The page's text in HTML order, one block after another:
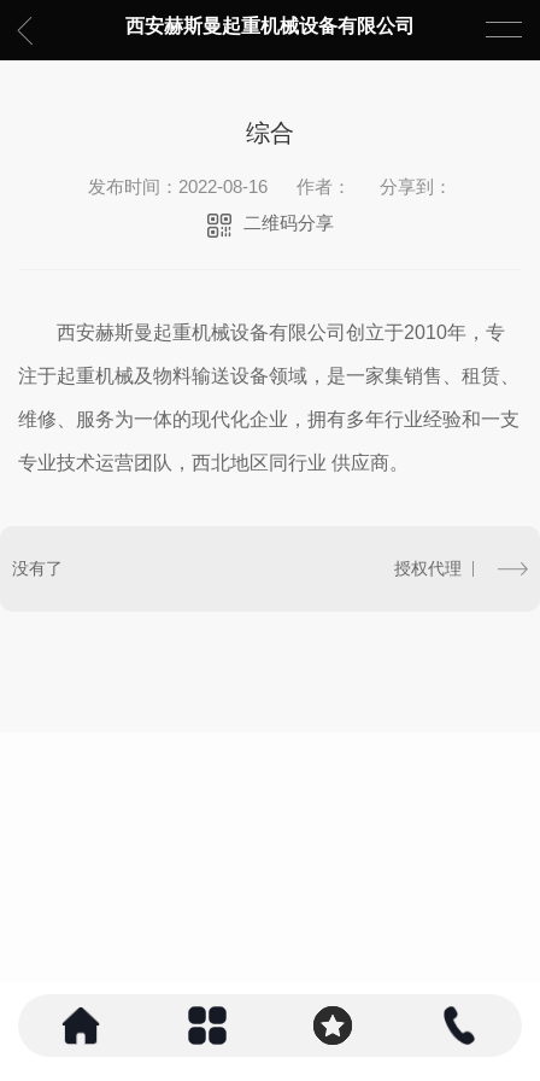
西安赫斯曼起重机械设备有限公司
综合
发布时间：2022-08-16 作者：
分享到：
二维码分享
西安赫斯曼起重机械设备有限公司创立于2010年，专
注于起重机械及物料输送设备领域，是一家集销售、租赁、
维修、服务为一体的现代化企业，拥有多年行业经验和一支
专业技术运营团队，西北地区同行业 供应商。
没有了 授权代理